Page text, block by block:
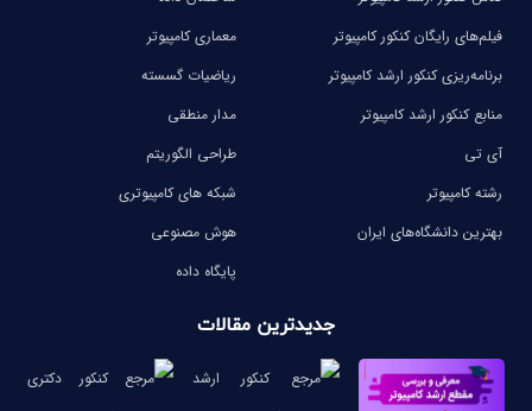
فیلم‌های رایگان کنکور کامپیوتر
برنامه‌ریزی کنکور ارشد کامپیوتر
منابع کنکور ارشد کامپیوتر
آی تی
رشته کامپیوتر
بهترین دانشگاه‌های ایران
معماری کامپیوتر
ریاضیات گسسته
مدار منطقی
طراحی الگوریتم
شبکه های کامپیوتری
هوش مصنوعی
پایگاه داده
جدیدترین مقالات